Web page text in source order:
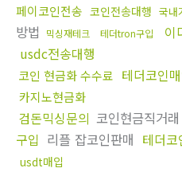
페이코인전송 코인전송대행 국내
방법
믹싱재테크 테더tron구입 이
usdc전송대행
코인 현금화 수수료 테더코인
카지노현금화
검돈믹싱문의 코인현금직거래
구입 리플 잡코인판매 테더코
usdt매입